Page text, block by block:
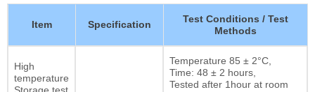
Item Specification
Test Conditions / Test
Methods
High
temperature
Temperature 85 ± 2°C,
Time: 48 ± 2 hours,
Tested after 1hour at room